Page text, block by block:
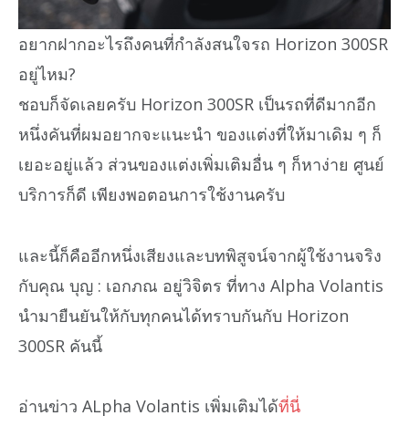
อยากฝากอะไรถึงคนที่กำลังสนใจรถ Horizon 300SR
อยู่ไหม?
ชอบก็จัดเลยครับ Horizon 300SR เป็นรถที่ดีมากอีก
หนึ่งคันที่ผมอยากจะแนะนำ ของแต่งที่ให้มาเดิม ๆ ก็
เยอะอยู่แล้ว ส่วนของแต่งเพิ่มเติมอื่น ๆ ก็หาง่าย ศูนย์
บริการก็ดี เพียงพอตอนการใช้งานครับ
และนี้ก็คืออีกหนึ่งเสียงและบทพิสูจน์จากผู้ใช้งานจริง
กับคุณ บุญ : เอกภณ อยู่วิจิตร ที่ทาง Alpha Volantis
นำมายืนยันให้กับทุกคนได้ทราบกันกับ Horizon
300SR คันนี้
อ่านข่าว ALpha Volantis เพิ่มเติมได้ที่นี่